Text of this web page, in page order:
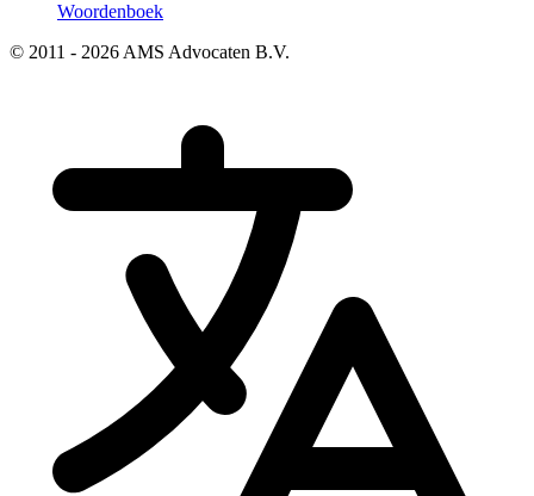
Woordenboek
© 2011 - 2026 AMS Advocaten B.V.